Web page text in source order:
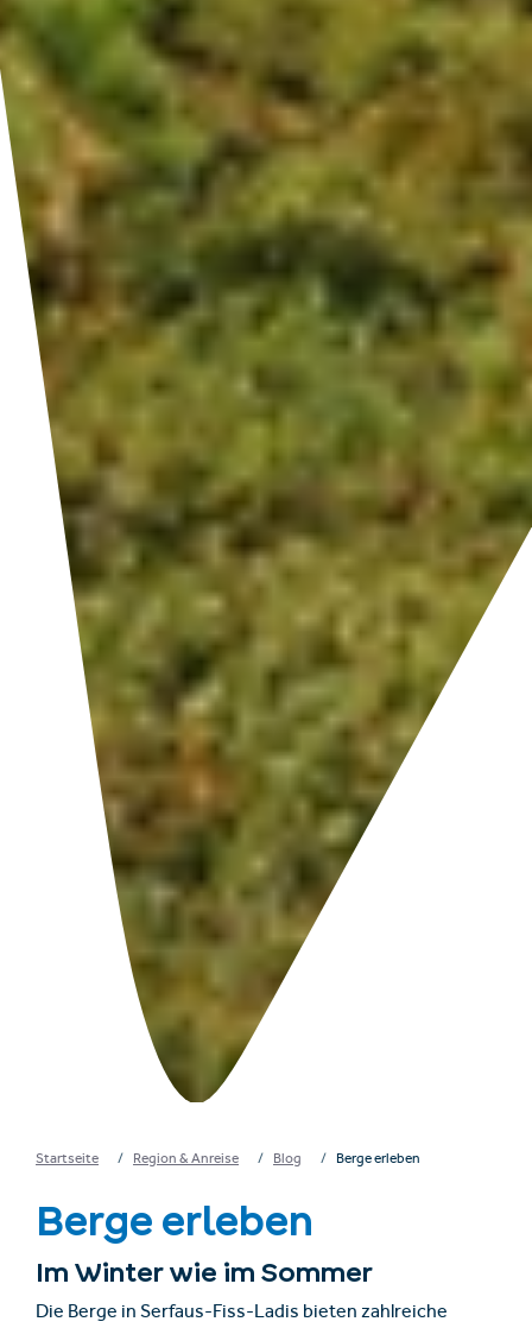
Startseite Region & Anreise Blog Berge erleben
Berge erleben
Im Winter wie im Sommer
Die Berge in Serfaus-Fiss-Ladis bieten zahlreiche